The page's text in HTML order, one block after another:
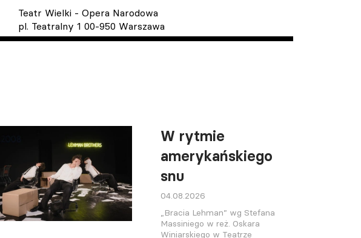
Teatr Wielki - Opera Narodowa
pl. Teatralny 1 00-950 Warszawa
W rytmie
amerykańskiego
snu
04.08.2026
„Bracia Lehman” wg Stefana
Massiniego w reż. Oskara
Winiarskiego w Teatrze